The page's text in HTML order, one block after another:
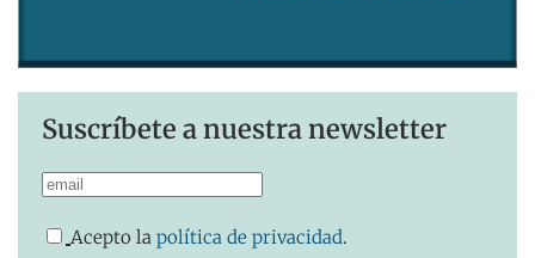
Suscríbete a nuestra newsletter
Acepto la política de privacidad.